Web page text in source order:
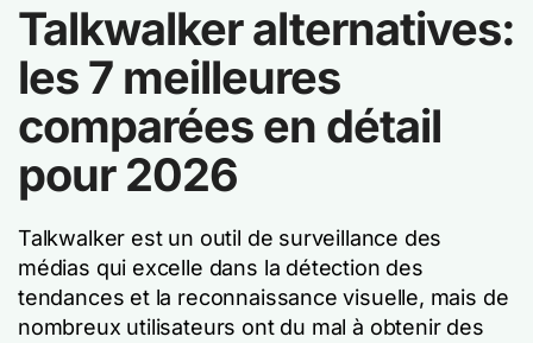
Talkwalker alternatives:
les 7 meilleures
comparées en détail
pour 2026
Talkwalker est un outil de surveillance des
médias qui excelle dans la détection des
tendances et la reconnaissance visuelle, mais de
nombreux utilisateurs ont du mal à obtenir des